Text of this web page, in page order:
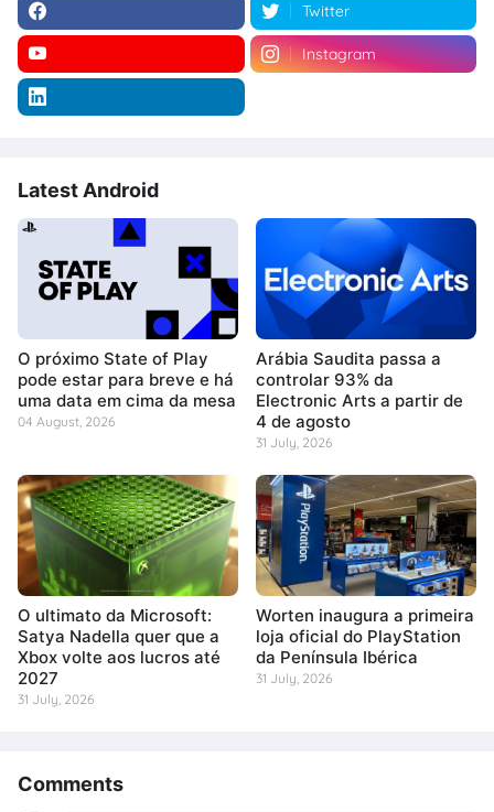
Twitter
Instagram
Latest Android
O próximo State of Play
pode estar para breve e há
uma data em cima da mesa
04 August, 2026
Arábia Saudita passa a
controlar 93% da
Electronic Arts a partir de
4 de agosto
31 July, 2026
O ultimato da Microsoft:
Satya Nadella quer que a
Xbox volte aos lucros até
2027
31 July, 2026
Worten inaugura a primeira
loja oficial do PlayStation
da Península Ibérica
31 July, 2026
Comments